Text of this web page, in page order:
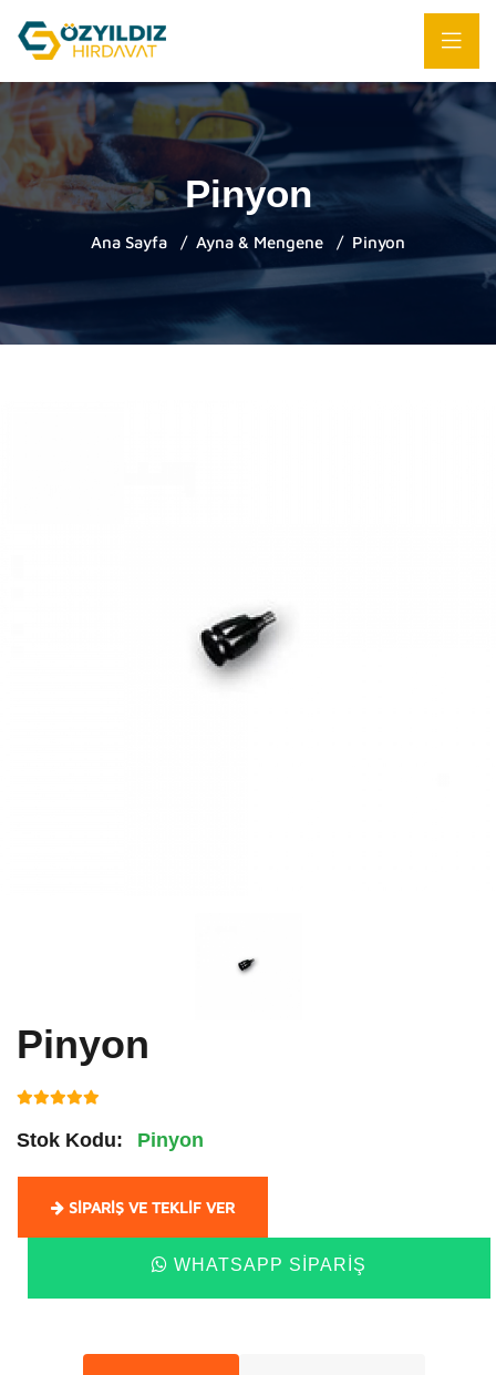
Pinyon
Ana Sayfa Ayna & Mengene Pinyon
Pinyon
Stok Kodu: Pinyon
SIPARIŞ VE TEKLIF VER
WHATSAPP SIPARIŞ